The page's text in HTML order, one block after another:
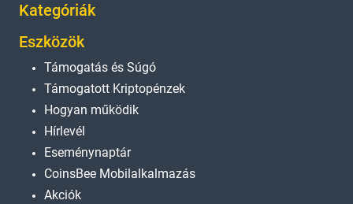
Kategóriák
Eszközök
Támogatás és Súgó
Támogatott Kriptopénzek
Hogyan működik
Hírlevél
Eseménynaptár
CoinsBee Mobilalkalmazás
Akciók